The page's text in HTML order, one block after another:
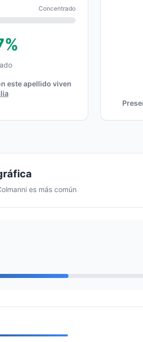
Concentrado
este apellido viven
es más común